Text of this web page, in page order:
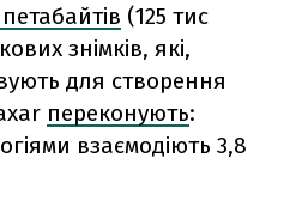
петабайтів (125 тис
знімків, які,
для створення
переконують:
взаємодіють 3,8